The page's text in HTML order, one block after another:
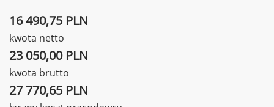
16 490,75 PLN
kwota netto
23 050,00 PLN
kwota brutto
27 770,65 PLN